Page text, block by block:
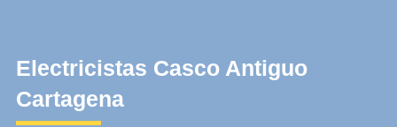
Electricistas Casco Antiguo
Cartagena